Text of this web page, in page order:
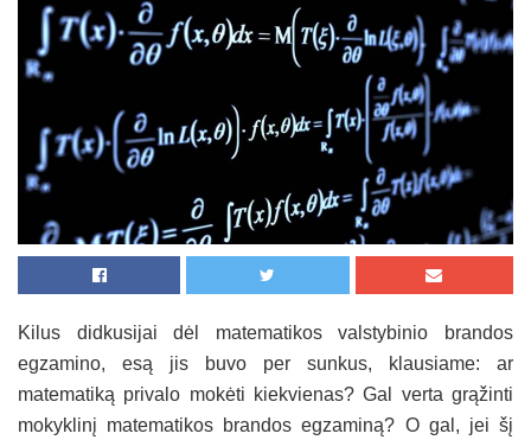
Kilus didkusijai dėl matematikos valstybinio brandos
egzamino, esą jis buvo per sunkus, klausiame: ar
matematiką privalo mokėti kiekvienas? Gal verta grąžinti
mokyklinį matematikos brandos egzaminą? O gal, jei šį